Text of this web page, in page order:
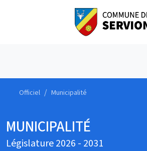
Officiel Municipalité
MUNICIPALITÉ
Législature 2026 - 2031